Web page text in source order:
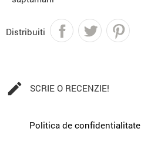
Distribuiti
 SCRIE O RECENZIE!
Politica de confidentialitate